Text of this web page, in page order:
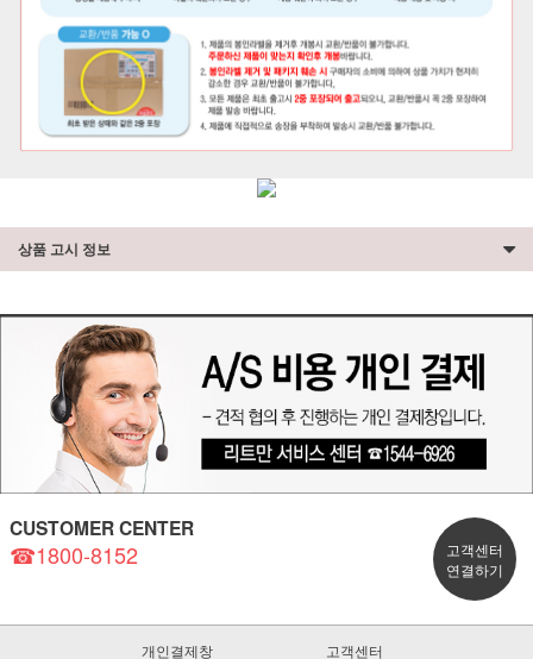
상품 고시 정보
CUSTOMER CENTER
☎1800-8152
고객센터
연결하기
개인결제창 고객센터